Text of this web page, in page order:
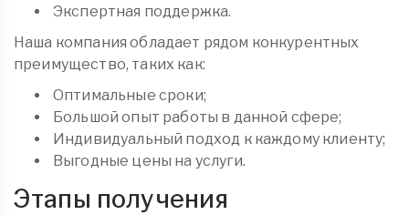
Экспертная поддержка.
Наша компания обладает рядом конкурентных
преимущество, таких как:
Оптимальные сроки;
Большой опыт работы в данной сфере;
Индивидуальный подход к каждому клиенту;
Выгодные цены на услуги.
Этапы получения